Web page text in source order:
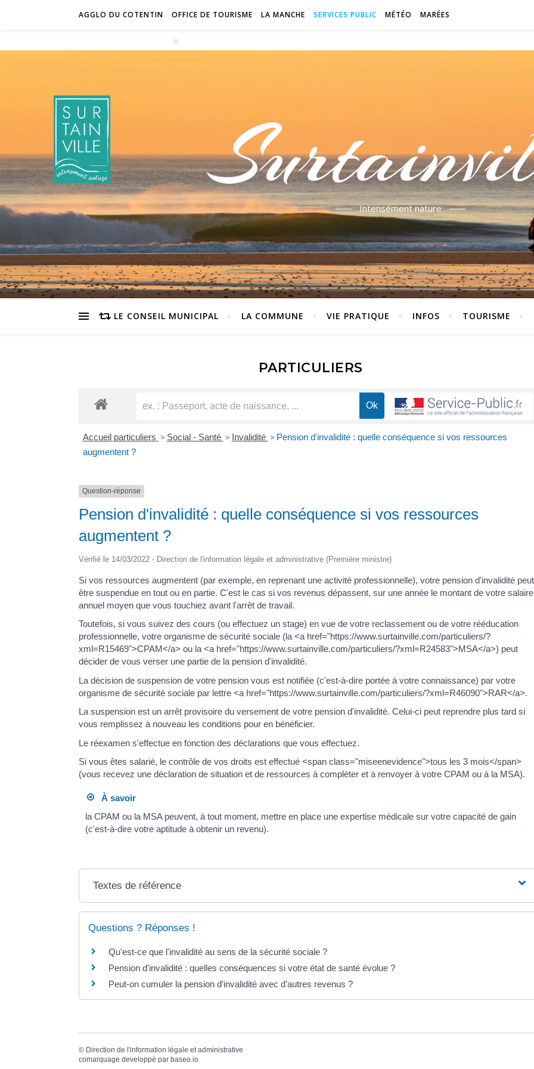
AGGLO DU COTENTIN OFFICE DE TOURISME LA MANCHE SERVICES PUBLIC MÉTÉO MARÉES
Intensément nature
LE CONSEIL MUNICIPAL LA COMMUNE VIE PRATIQUE INFOS TOURISME
PARTICULIERS
Accueil particuliers > Social - Santé > Invalidité > Pension d'invalidité : quelle conséquence si vos ressources
augmentent ?
Question-réponse
Pension d'invalidité : quelle conséquence si vos ressources
augmentent ?
Vérifié le 14/03/2022 - Direction de l'information légale et administrative (Première ministre)
Si vos ressources augmentent (par exemple, en reprenant une activité professionnelle), votre pension d'invalidité peut
être suspendue en tout ou en partie. C'est le cas si vos revenus dépassent, sur une année le montant de votre salaire
annuel moyen que vous touchiez avant l'arrêt de travail.
Toutefois, si vous suivez des cours (ou effectuez un stage) en vue de votre reclassement ou de votre rééducation
professionnelle, votre organisme de sécurité sociale (la <a href="https://www.surtainville.com/particuliers/?
xml=R15469">CPAM</a> ou la <a href="https://www.surtainville.com/particuliers/?xml=R24583">MSA</a>) peut
décider de vous verser une partie de la pension d'invalidité.
La décision de suspension de votre pension vous est notifiée (c'est-à-dire portée à votre connaissance) par votre
organisme de sécurité sociale par lettre <a href="https://www.surtainville.com/particuliers/?xml=R46090">RAR</a>.
La suspension est un arrêt provisoire du versement de votre pension d'invalidité. Celui-ci peut reprendre plus tard si
vous remplissez à nouveau les conditions pour en bénéficier.
Le réexamen s'effectue en fonction des déclarations que vous effectuez.
Si vous êtes salarié, le contrôle de vos droits est effectué <span class="miseenevidence">tous les 3 mois</span>
(vous recevez une déclaration de situation et de ressources à compléter et à renvoyer à votre CPAM ou à la MSA).
À savoir
la CPAM ou la MSA peuvent, à tout moment, mettre en place une expertise médicale sur votre capacité de gain
(c'est-à-dire votre aptitude à obtenir un revenu).
Textes de référence
Questions ? Réponses !
Qu'est-ce que l'invalidité au sens de la sécurité sociale ?
Pension d'invalidité : quelles conséquences si votre état de santé évolue ?
Peut-on cumuler la pension d'invalidité avec d'autres revenus ?
© Direction de l'information légale et administrative
comarquage developpé par baseo.io